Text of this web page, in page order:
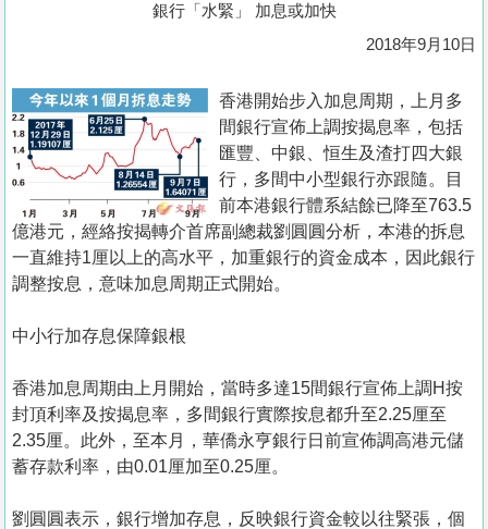
置
業
手
冊
關
於
們
銀行「水緊」 加息或加快
2018年9月10日
香港開始步入加息周期，上月多
間銀行宣佈上調按揭息率，包括
匯豐、中銀、恒生及渣打四大銀
行，多間中小型銀行亦跟隨。目
前本港銀行體系結餘已降至763.5
億港元，經絡按揭轉介首席副總裁劉圓圓分析，本港的拆息
一直維持1厘以上的高水平，加重銀行的資金成本，因此銀行
調整按息，意味加息周期正式開始。
中小行加存息保障銀根
香港加息周期由上月開始，當時多達15間銀行宣佈上調H按
封頂利率及按揭息率，多間銀行實際按息都升至2.25厘至
2.35厘。此外，至本月，華僑永亨銀行日前宣佈調高港元儲
蓄存款利率，由0.01厘加至0.25厘。
劉圓圓表示，銀行增加存息，反映銀行資金較以往緊張，個